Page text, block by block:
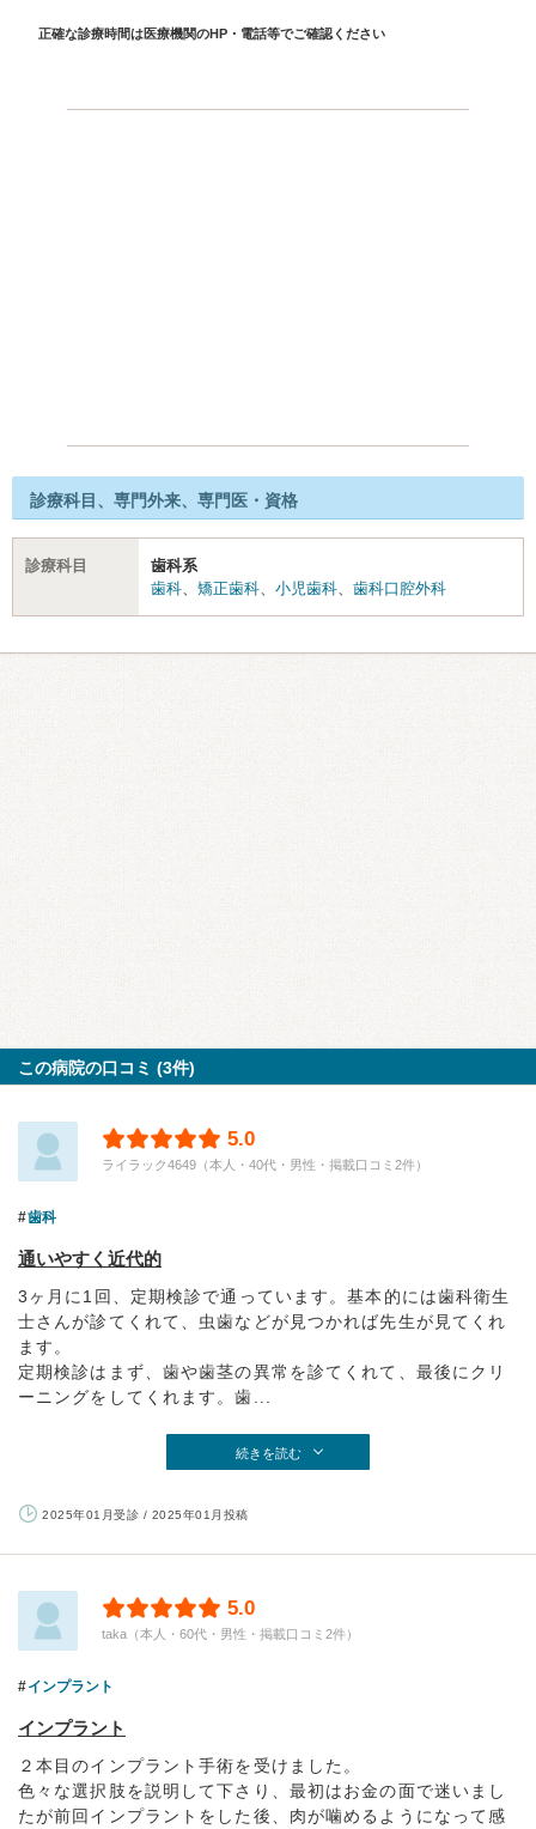
正確な診療時間は医療機関のHP・電話等でご確認ください
診療科目、専門外来、専門医・資格
診療科目
歯科系
歯科
矯正歯科 小児歯科 歯科口腔外科
この病院の口コミ (3件)
5.0
ライラック4649（本人・40代・男性・掲載口コミ2件）
歯科
通いやすく近代的
3ヶ月に1回、定期検診で通っています。基本的には歯科衛生
士さんが診てくれて、虫歯などが見つかれば先生が見てくれ
ます。
定期検診はまず、歯や歯茎の異常を診てくれて、最後にクリ
ーニングをしてくれます。歯...
続きを読む
2025年01月受診 / 2025年01月投稿
5.0
taka（本人・60代・男性・掲載口コミ2件）
インプラント
インプラント
２本目のインプラント手術を受けました。
色々な選択肢を説明して下さり、最初はお金の面で迷いまし
たが前回インプラントをした後、肉が噛めるようになって感